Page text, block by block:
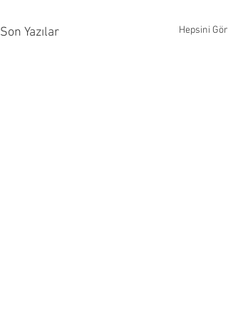
Son Yazılar Hepsini Gör